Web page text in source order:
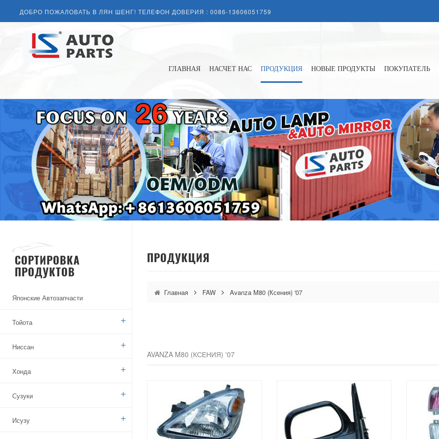
ДОБРО ПОЖАЛОВАТЬ В ЛЯН ШЕНГ! ТЕЛЕФОН ДОВЕРИЯ : 0086-13606051759
ГЛАВНАЯ НАСЧЕТ НАС ПРОДУКЦИЯ НОВЫЕ ПРОДУКТЫ ПОКУПАТЕЛЬ
СОРТИРОВКА
ПРОДУКТОВ
Японские Автозапчасти
Тойота
Ниссан
Хонда
Сузуки
Исузу
ПРОДУКЦИЯ
Главная FAW Avanza M80 (Ксения) '07
AVANZA M80 (КСЕНИЯ) '07